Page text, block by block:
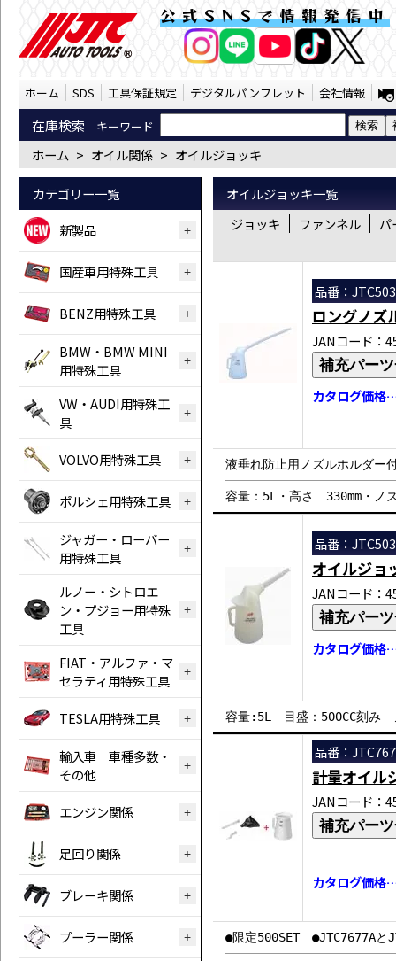
オイル関係 オイルジョッキ （
公式SNSで情報発信中
ホーム SDS 工具保証規定 デジタルパンフレット 会社情報
在庫検索 キーワード
ホーム > オイル関係 > オイルジョッキ
カテゴリー一覧
新製品
国産車用特殊工具
BENZ用特殊工具
BMW・BMW MINI
用特殊工具
VW・AUDI用特殊工
具
VOLVO用特殊工具
ポルシェ用特殊工具
ジャガー・ローバー
用特殊工具
ルノー・シトロエ
ン・プジョー用特殊
工具
FIAT・アルファ・マ
セラティ用特殊工具
TESLA用特殊工具
輸入車 車種多数・
その他
エンジン関係
足回り関係
ブレーキ関係
プーラー関係
オイルジョッキ一覧
ジョッキ
ファンネル パ
品番：
ロングノズ
JANコード：
補充パー
カタログ価格
液垂れ防止用ノズルホルダー
容量：5L・高さ 330mm・ノ
品番：
オイルジョ
JANコード：
補充パー
カタログ価格
容量:5L 目盛：500CC刻み
品番：
計量オイル
JANコード：
補充パー
カタログ価格
●限定500SET ●JTC7677Aと
AI商品コンシェルジ
オンライン